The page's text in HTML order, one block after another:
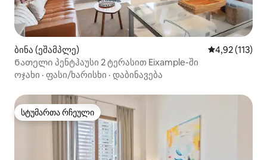
ბინა (ეშამპლე) საშუალო
4,92 (113)
Ნათელი პენტჰაუსი 2 ტერასით Eixample-ში
ოჯახი · ფასი/ხარისხი · დაბინავება
სტუმართა რჩეული
სტუმართა რჩეული